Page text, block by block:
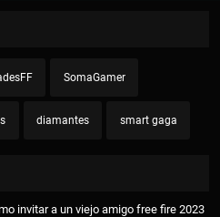
SomaGamer
diamantes smart gaga
invitar a un viejo amigo free fire 2023